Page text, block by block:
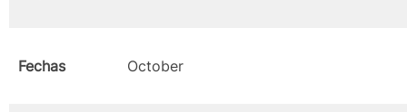
Fechas October